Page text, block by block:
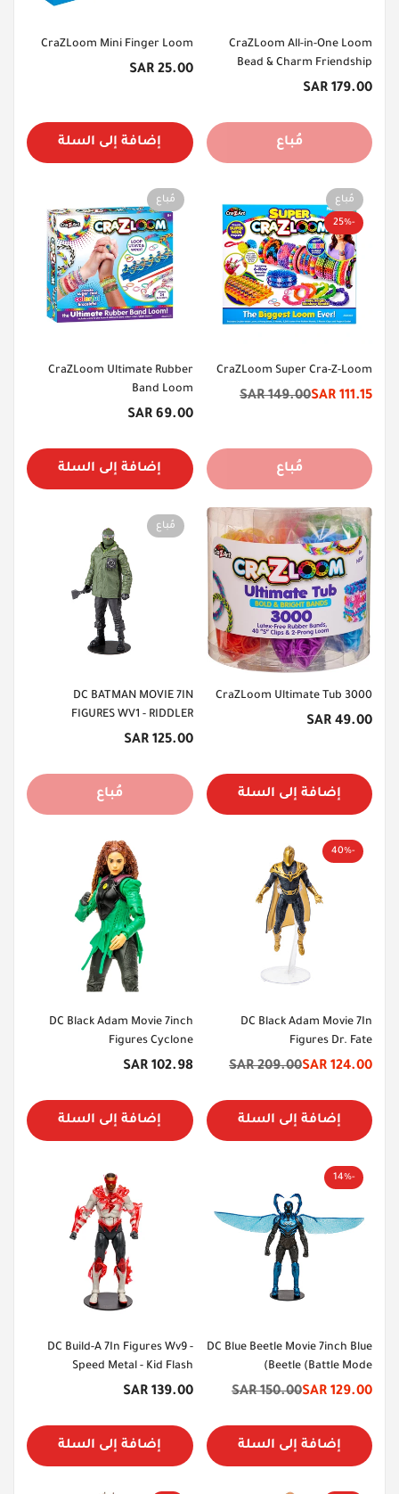
CraZLoom All-in-One Loom
Bead & Charm Friendship
Studio
السعر
179.00 SAR
مُباع
CraZLoom Mini Finger Loom
السعر
25.00 SAR
إضافة إلى السلة
مُباع
-25%
CraZLoom Super Cra-Z-Loom
سعر
111.15 SAR
السعر
149.00 SAR
مُباع
مُباع
CraZLoom Ultimate Rubber
Band Loom
السعر
69.00 SAR
إضافة إلى السلة
CraZLoom Ultimate Tub 3000
السعر
49.00 SAR
إضافة إلى السلة
مُباع
DC BATMAN MOVIE 7IN
FIGURES WV1 - RIDDLER
السعر
125.00 SAR
مُباع
-40%
DC Black Adam Movie 7In
Figures Dr. Fate
سعر
124.00 SAR
السعر
209.00 SAR
إضافة إلى السلة
DC Black Adam Movie 7inch
Figures Cyclone
السعر
102.98 SAR
إضافة إلى السلة
-14%
DC Blue Beetle Movie 7inch Blue
Beetle (Battle Mode)
سعر
129.00 SAR
السعر
150.00 SAR
إضافة إلى السلة
DC Build-A 7In Figures Wv9 -
Speed Metal - Kid Flash
السعر
139.00 SAR
إضافة إلى السلة